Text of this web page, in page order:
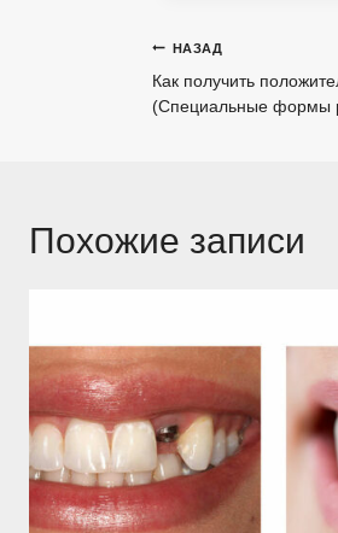
Навигация
по
НАЗАД
Как получить
(Специальные формы
Похожие записи